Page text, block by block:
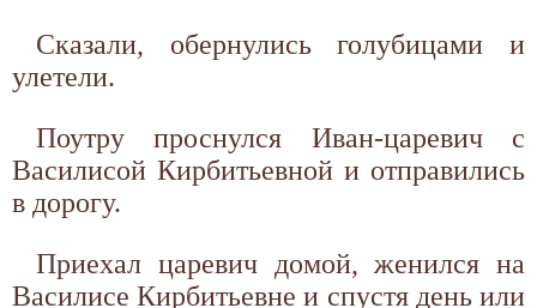
Сказали, обернулись голубицами и
улетели.
Поутру проснулся Иван-царевич с
Василисой Кирбитьевной и отправились
в дорогу.
Приехал царевич домой, женился на
Василисе Кирбитьевне и спустя день или